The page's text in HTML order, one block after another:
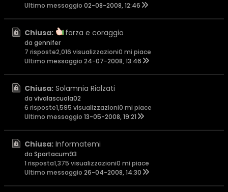
Ultimo messaggio 02-08-2008, 12:46
Chiusa: forza e coraggio
da gennifer
7 risposte2,016 visualizzazioni0 mi piace
Ultimo messaggio 24-07-2008, 13:46
Chiusa: Solamnia Rialzati
da vivalascuola02
6 risposte1,595 visualizzazioni0 mi piace
Ultimo messaggio 13-05-2008, 19:21
Chiusa: Informatemi
da Spartacum93
1 risposta1,375 visualizzazioni0 mi piace
Ultimo messaggio 26-04-2008, 14:30